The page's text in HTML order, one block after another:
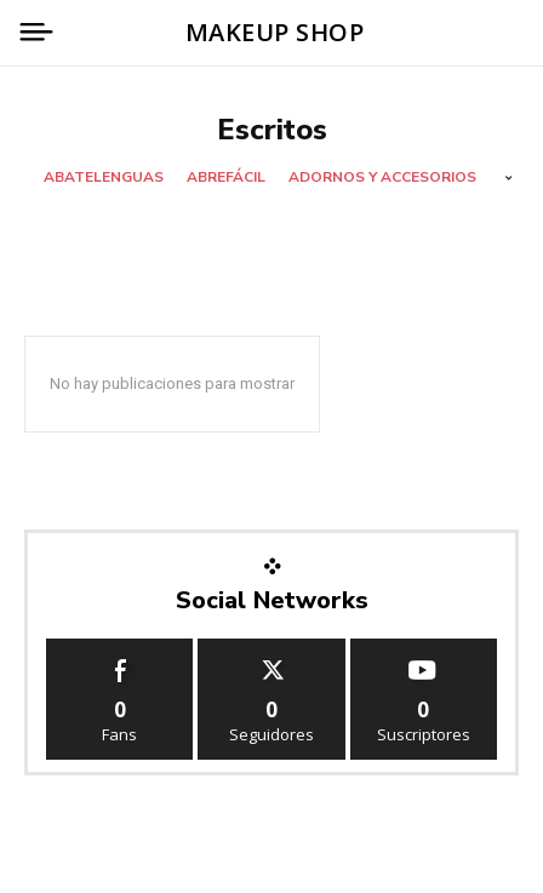
MAKEUP SHOP
Escritos
ABATELENGUAS ABREFÁCIL ADORNOS Y ACCESORIOS
No hay publicaciones para mostrar
Social Networks
0
Fans
0
Seguidores
0
Suscriptores